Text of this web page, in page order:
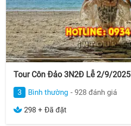
Tour Côn Đảo 3N2Đ Lễ 2/9/2025
3 Bình thường - 928 đánh giá
298 + Đã đặt